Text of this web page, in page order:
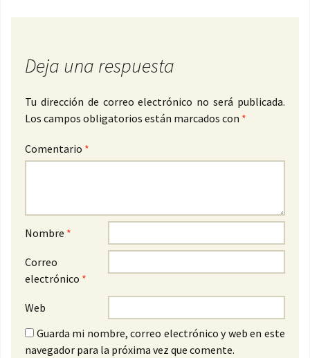
Deja una respuesta
Tu dirección de correo electrónico no será publicada.
Los campos obligatorios están marcados con *
Comentario *
Nombre *
Correo
electrónico *
Web
Guarda mi nombre, correo electrónico y web en este
navegador para la próxima vez que comente.